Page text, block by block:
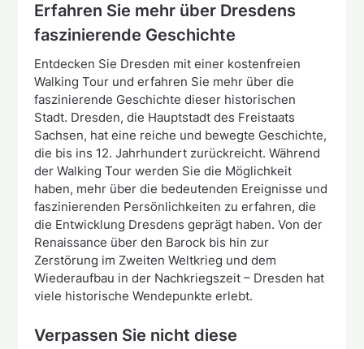
Erfahren Sie mehr über Dresdens
faszinierende Geschichte
Entdecken Sie Dresden mit einer kostenfreien
Walking Tour und erfahren Sie mehr über die
faszinierende Geschichte dieser historischen
Stadt. Dresden, die Hauptstadt des Freistaats
Sachsen, hat eine reiche und bewegte Geschichte,
die bis ins 12. Jahrhundert zurückreicht. Während
der Walking Tour werden Sie die Möglichkeit
haben, mehr über die bedeutenden Ereignisse und
faszinierenden Persönlichkeiten zu erfahren, die
die Entwicklung Dresdens geprägt haben. Von der
Renaissance über den Barock bis hin zur
Zerstörung im Zweiten Weltkrieg und dem
Wiederaufbau in der Nachkriegszeit – Dresden hat
viele historische Wendepunkte erlebt.
Verpassen Sie nicht diese